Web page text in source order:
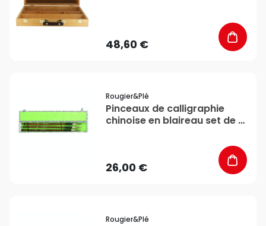
48,60 €
Rougier&plé
Pinceaux de calligraphie
chinoise en blaireau set de 3
26,00 €
Rougier&plé